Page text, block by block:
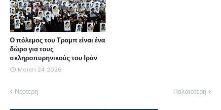
Ο πόλεμος του Τραμπ είναι ένα
δώρο για τους
σκληροπυρηνικούς του Ιράν
March 24, 2026
Νεότερη Παλαιότερη